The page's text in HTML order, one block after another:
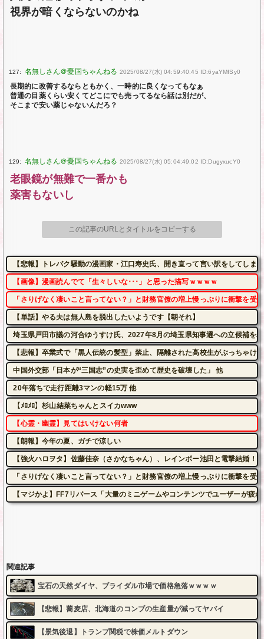
視界が暗くならないのかね
127: 2025/08/27(水) 04:59:40.45 ID:6yaYMfSy0
長期的に改善するならともかく、一時的に良くなってもなぁ
普通の目薬くらい安くてどこにでも売ってるなら話は別だが、
そこまで安い薬じゃないんだろ？
129: 2025/08/27(水) 05:04:49.02 ID:DugyxucY0
老眼鏡が無難で一番かも
薬害もないし
この記事のURLとタイトルをコピーする
【悲報】トレパク騒動の漫画家・江口寿史氏、開き直って言い訳をしてしま
【画像】漫画読んでて「生々しいな･･･」と思った描写ｗｗｗｗ
「さりげなく凄いこと言ってない？」と財務官僚の増上慢っぷりに衝撃を
【単話】やる夫は無人島を脱出したいようです【朝それ】
埼玉県戸田市議の河合ゆうすけ氏、2027年8月の埼玉県知事選への立候補を
【悲報】卒業式で「黒人伝統の髪型」禁止、隔離された高校生がぶっちゃけ
中国外交部「日本が“三国志”の史実を歪めて歴史を破壊した」 他
20年落ちで走行距離3マンの軽15万 他
【ﾒﾛﾒﾛ】杉山結菜ちゃんとスイカwww
【心霊・幽霊】見てはいけない何者
【朗報】今年の夏、ガチで涼しい
【強火ハロヲタ】佐藤佳奈（さかなちゃん）、レインボー池田と電撃結婚！
「さりげなく凄いこと言ってない？」と財務官僚の増上慢っぷりに衝撃を
【マジかよ】FF7リバース「大量のミニゲームやコンテンツでユーザーが
関連記事
宝石の天然ダイヤ、ブライダル市場で価格急落ｗｗｗｗ
【悲報】蕎麦店、北海道のコンブの生産量が減ってヤバイ
【景気後退】トランプ関税で株価メルトダウン